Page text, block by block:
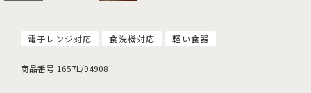
電子レンジ対応 食洗機対応 軽い食器
商品番号 1657L/94908